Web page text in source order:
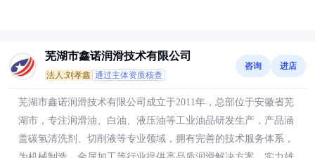
芜湖市鑫诺润滑技术有限公司
法人:刘孝鑫 通过主体资质核查
咨询 进店
芜湖市鑫诺润滑技术有限公司成立于2011年，总部位于安徽省芜
湖市，专注润滑油、白油、液压油等工业油品研发生产，产品涵
盖碳氢清洗剂、切削液等专业领域，拥有完善的技术服务体系，